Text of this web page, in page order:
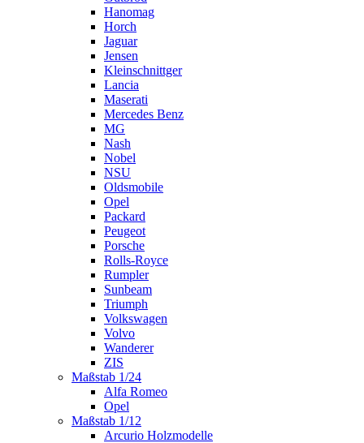
Hanomag
Horch
Jaguar
Jensen
Kleinschnittger
Lancia
Maserati
Mercedes Benz
MG
Nash
Nobel
NSU
Oldsmobile
Opel
Packard
Peugeot
Porsche
Rolls-Royce
Rumpler
Sunbeam
Triumph
Volkswagen
Volvo
Wanderer
ZIS
Maßstab 1/24
Alfa Romeo
Opel
Maßstab 1/12
Arcurio Holzmodelle